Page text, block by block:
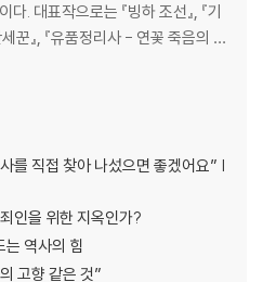
. 대표작으로는 『빙하 조선』, 『기
세꾼』, 『유품정리사 - 연꽃 죽음의 비
속의 죽음』 등이 있으며 다양한 앤
에 웹 소설 『태왕 남생』을 집필했
를 직접 찾아 나섰으면 좋겠어요” |
인을 위한 지옥인가?
는 역사의 힘
고향 같은 것”